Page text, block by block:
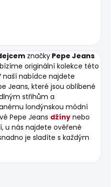
značky Pepe Jeans
originální kolekce této
naší nabídce najdete
Jeans, které jsou oblíbené
střihům a
londýnskou módní
Pepe Jeans džíny nebo
u nás najdete ověřené
je sladíte s každým